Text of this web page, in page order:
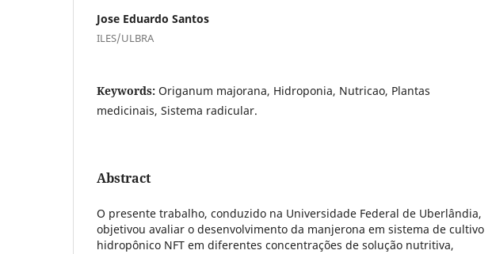
Jose Eduardo Santos
ILES/ULBRA
Keywords: Origanum majorana, Hidroponia, Nutricao, Plantas
medicinais, Sistema radicular.
Abstract
O presente trabalho, conduzido na Universidade Federal de Uberlândia,
objetivou avaliar o desenvolvimento da manjerona em sistema de cultivo
hidropônico NFT em diferentes concentrações de solução nutritiva,